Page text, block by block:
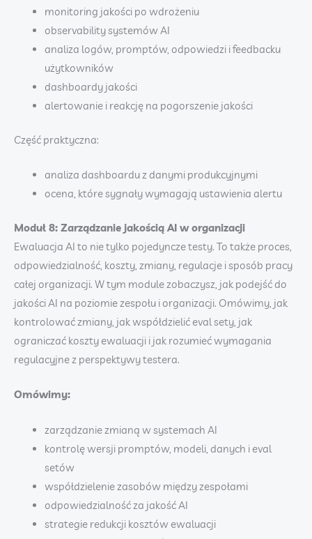
monitoring jakości po wdrożeniu
observability systemów AI
analiza logów, promptów, odpowiedzi i feedbacku
użytkowników
dashboardy jakości
alertowanie i reakcję na pogorszenie jakości
Część praktyczna:
analiza dashboardu z danymi produkcyjnymi
ocena, które sygnały wymagają ustawienia alertu
Moduł 8: Zarządzanie jakością AI w organizacji
Ewaluacja AI to nie tylko pojedyncze testy. To także proces,
odpowiedzialność, koszty, zmiany, regulacje i sposób pracy
całej organizacji. W tym module zobaczysz, jak podejść do
jakości AI na poziomie zespołu i organizacji. Omówimy, jak
kontrolować zmiany, jak współdzielić eval sety, jak
ograniczać koszty ewaluacji i jak rozumieć wymagania
regulacyjne z perspektywy testera.
Omówimy:
zarządzanie zmianą w systemach AI
kontrolę wersji promptów, modeli, danych i eval
setów
współdzielenie zasobów między zespołami
odpowiedzialność za jakość AI
strategie redukcji kosztów ewaluacji